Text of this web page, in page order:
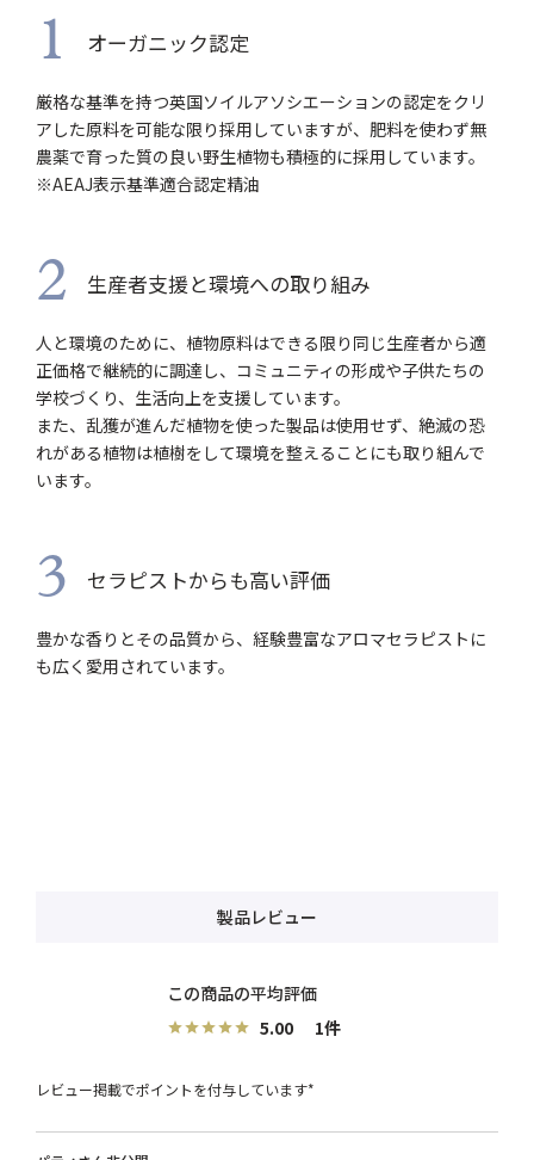
1 オーガニック認定
厳格な基準を持つ英国ソイルアソシエーションの認定をクリ
アした原料を可能な限り採用していますが、肥料を使わず無
農薬で育った質の良い野生植物も積極的に採用しています。
※AEAJ表示基準適合認定精油
2 生産者支援と環境への取り組み
人と環境のために、植物原料はできる限り同じ生産者から適
正価格で継続的に調達し、コミュニティの形成や子供たちの
学校づくり、生活向上を支援しています。
また、乱獲が進んだ植物を使った製品は使用せず、絶滅の恐
れがある植物は植樹をして環境を整えることにも取り組んで
います。
3 セラピストからも高い評価
豊かな香りとその品質から、経験豊富なアロマセラピストに
も広く愛用されています。
製品レビュー
5.00 1
レビュー掲載でポイントを付与しています*